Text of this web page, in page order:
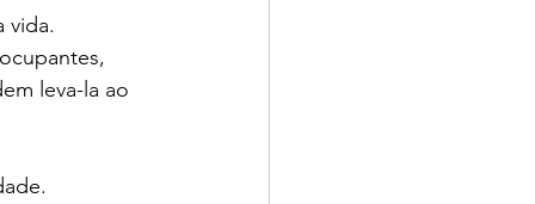
vida.
leva-la ao